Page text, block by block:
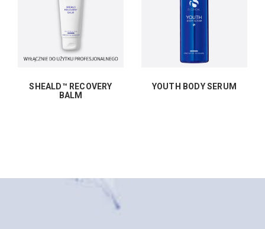
SHEALD™ RECOVERY
BALM
YOUTH BODY SERUM